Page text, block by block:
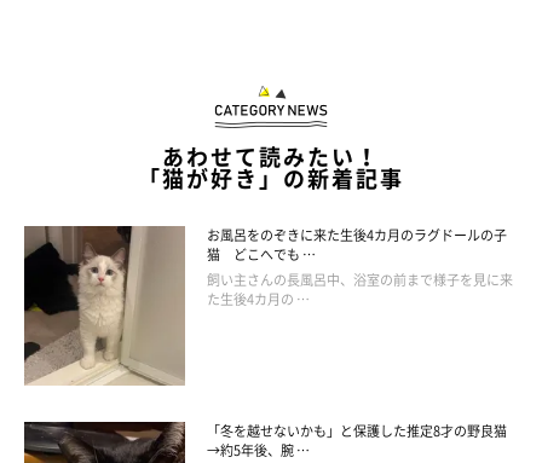
あわせて読みたい！
「猫が好き」の新着記事
お風呂をのぞきに来た生後4カ月のラグドールの子
猫 どこへでも …
飼い主さんの長風呂中、浴室の前まで様子を見に来
た生後4カ月の …
「冬を越せないかも」と保護した推定8才の野良猫
→約5年後、腕 …